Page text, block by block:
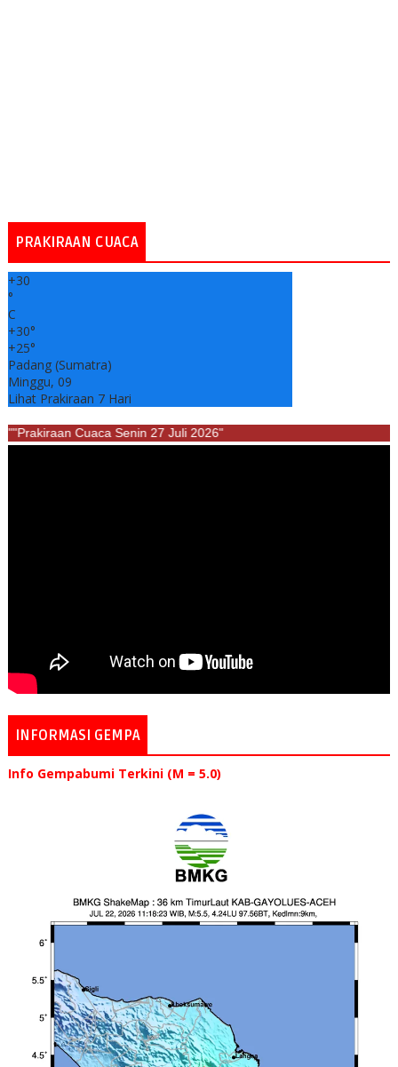
PRAKIRAAN CUACA
+30
°
C
+30°
+25°
Padang (Sumatra)
Minggu, 09
Lihat Prakiraan 7 Hari
""Prakiraan Cuaca Senin 27 Juli 2026"
INFORMASI GEMPA
Info Gempabumi Terkini (M = 5.0)